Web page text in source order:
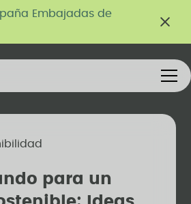
Embajadas de
para un